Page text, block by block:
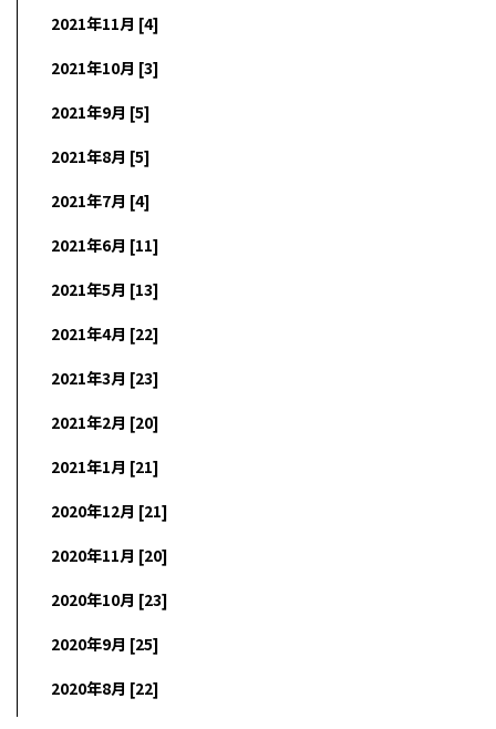
2021年11月 [4]
2021年10月 [3]
2021年9月 [5]
2021年8月 [5]
2021年7月 [4]
2021年6月 [11]
2021年5月 [13]
2021年4月 [22]
2021年3月 [23]
2021年2月 [20]
2021年1月 [21]
2020年12月 [21]
2020年11月 [20]
2020年10月 [23]
2020年9月 [25]
2020年8月 [22]